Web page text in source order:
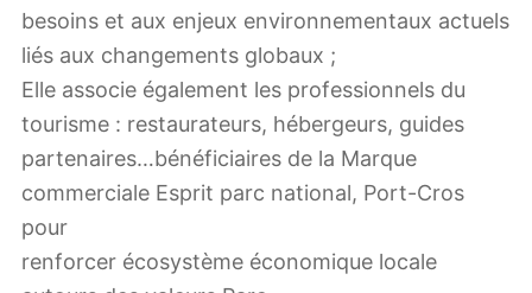
besoins et aux enjeux environnementaux actuels
liés aux changements globaux ;
Elle associe également les professionnels du
tourisme : restaurateurs, hébergeurs, guides
partenaires…bénéficiaires de la Marque
commerciale Esprit parc national, Port-Cros
pour
renforcer écosystème économique locale